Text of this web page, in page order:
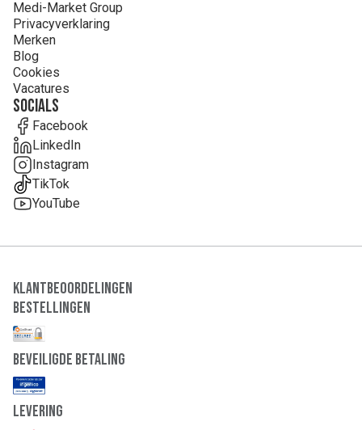
Medi-Market Group
Privacyverklaring
Merken
Blog
Cookies
Vacatures
Socials
Facebook
LinkedIn
Instagram
TikTok
YouTube
Klantbeoordelingen
Bestellingen
Beveiligde Betaling
Levering